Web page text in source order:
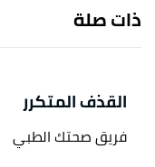
↑
of Retrograde
Ejaculation",
11/2021. Edited.
ذات صلة
القذف المتكرر
فريق صحتك الطبي